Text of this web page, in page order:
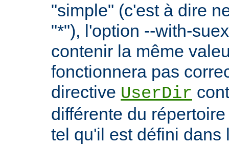
"simple" (c'est à dire
"*"), l'option --with-
contenir la même
fonctionnera pas
directive UserDir
différente du
tel qu'il est défini